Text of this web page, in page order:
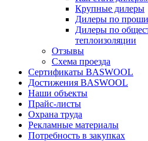
Крупные дилеры
Дилеры по
Дилеры по
теплоизоляции
Отзывы
Схема проезда
Сертификаты BASWOOL
Достижения BASWOOL
Наши объекты
Прайс-листы
Охрана труда
Рекламные материалы
Потребность в закупках